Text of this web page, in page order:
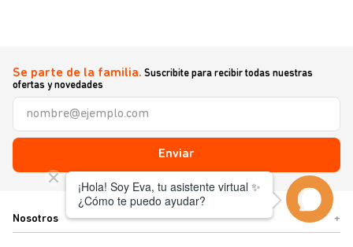
Se parte de la familia. Suscribite para recibir todas nuestras
ofertas y novedades
Enviar
Nosotros +